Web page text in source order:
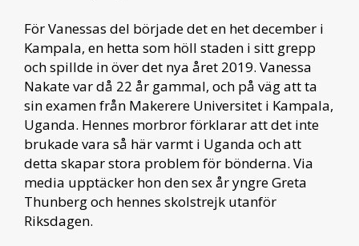
För Vanessas del började det en het december i
Kampala, en hetta som höll staden i sitt grepp
och spillde in över det nya året 2019. Vanessa
Nakate var då 22 år gammal, och på väg att ta
sin examen från Makerere Universitet i Kampala,
Uganda. Hennes morbror förklarar att det inte
brukade vara så här varmt i Uganda och att
detta skapar stora problem för bönderna. Via
media upptäcker hon den sex år yngre Greta
Thunberg och hennes skolstrejk utanför
Riksdagen.